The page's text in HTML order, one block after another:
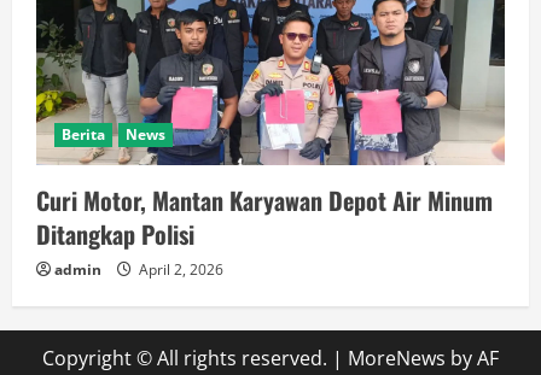
Berita News
Curi Motor, Mantan Karyawan Depot Air Minum
Ditangkap Polisi
admin April 2, 2026
Copyright © All rights reserved. | MoreNews by AF